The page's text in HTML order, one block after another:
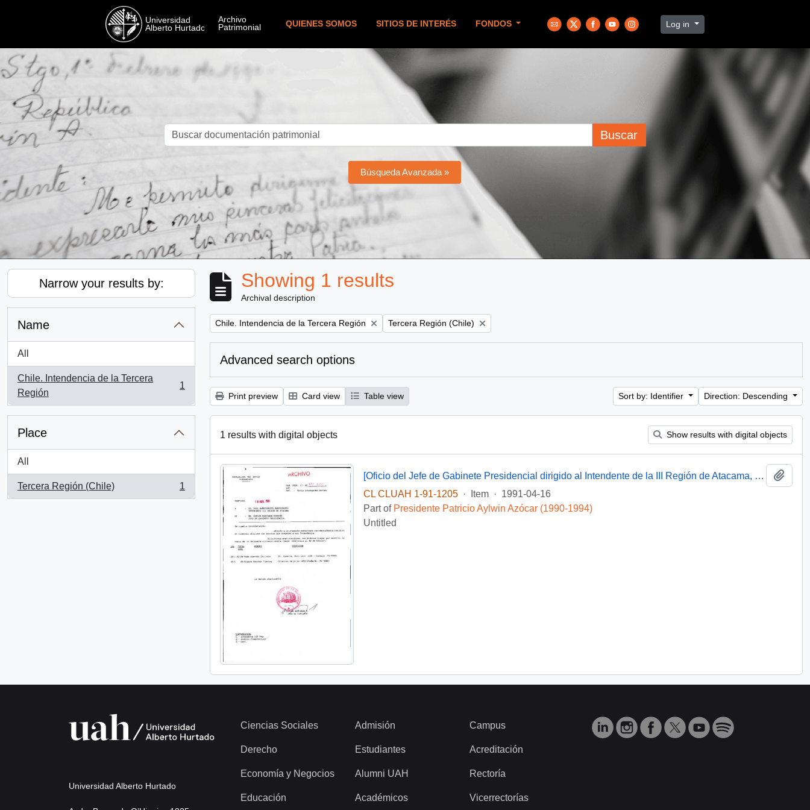
QUIENES SOMOS SITIOS DE INTERÉS FONDOS Log in
Buscar
Búsqueda Avanzada »
Narrow your results by:
Name
All
Chile. Intendencia de la Tercera
Región
, 1 results
1
Place
All
Tercera Región (Chile)
, 1 results
1
Showing 1 results
Archival description
Remove filter:
Chile. Intendencia de la Tercera Región Remove filter:
Tercera Región (Chile)
Advanced search options
Print preview Card view Table view Sort by: Identifier Direction: Descending
1 results with digital objects Show results with digital objects
[Oficio del Jefe de Gabinete Presidencial dirigido al Intendente de la III Región de Atacama, Sr. Raúl Barrionuevo]
CL CLUAH 1-91-1205
· Item · 1991-04-16
Part of Presidente Patricio Aylwin Azócar (1990-1994)
Untitled
Universidad Alberto Hurtado
Ciencias Sociales
Derecho
Economía y Negocios
Educación
Admisión
Estudiantes
Alumni UAH
Académicos
Campus
Acreditación
Rectoría
Vicerrectorías